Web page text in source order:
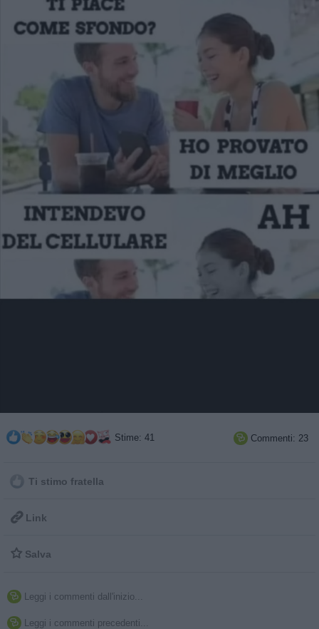
Stime: 41  Commenti: 23
Ti stimo fratella
 Link
 Salva
 Leggi i commenti dall'inizio...
 Leggi i commenti precedenti...